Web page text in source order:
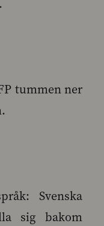
tummen ner
Svenska
sig bakom